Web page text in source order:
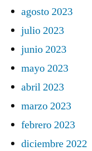
agosto 2023
julio 2023
junio 2023
mayo 2023
abril 2023
marzo 2023
febrero 2023
diciembre 2022